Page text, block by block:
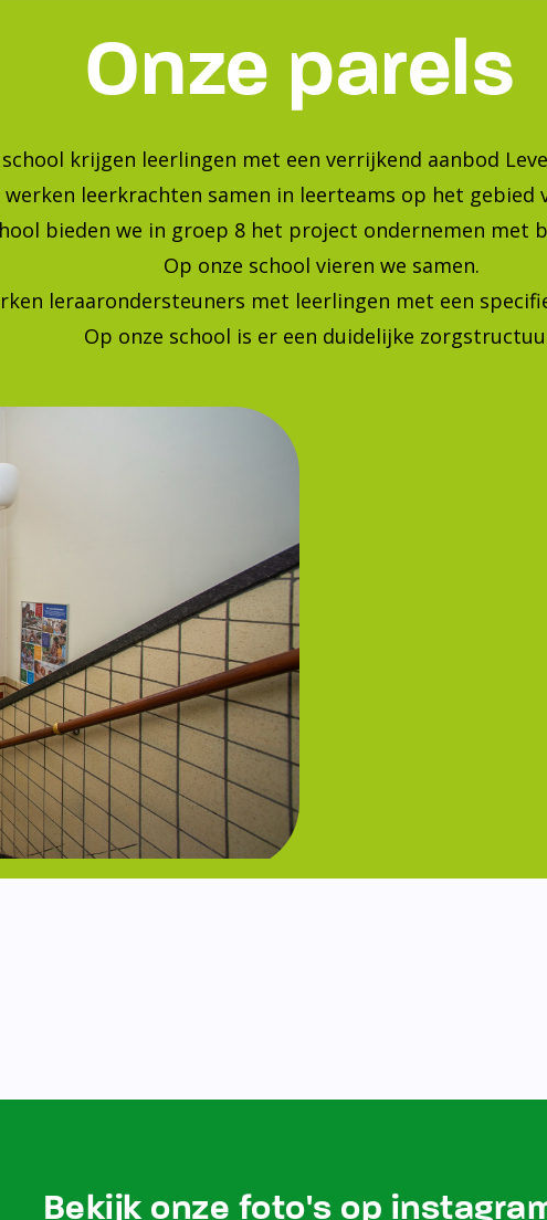
Bekijk onze foto's op
Blijf op de hoogte van de laatste ontwikkelingen!